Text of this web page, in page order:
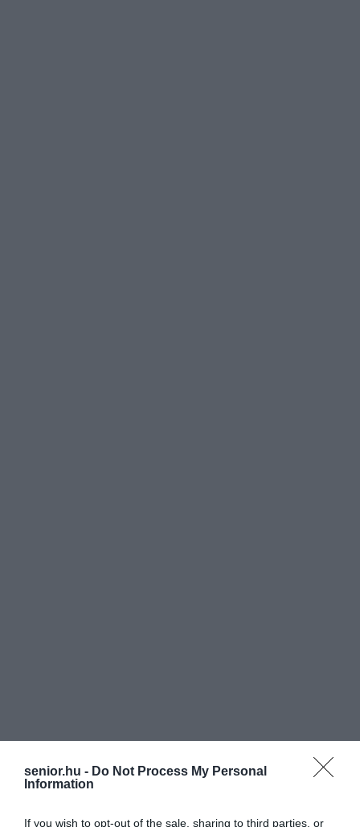
senior.hu - Do Not Process My Personal
Information
If you wish to opt-out of the sale, sharing to third parties, or